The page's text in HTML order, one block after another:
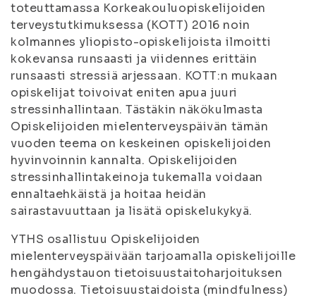
toteuttamassa Korkeakouluopiskelijoiden
terveystutkimuksessa (KOTT) 2016 noin
kolmannes yliopisto-opiskelijoista ilmoitti
kokevansa runsaasti ja viidennes erittäin
runsaasti stressiä arjessaan. KOTT:n mukaan
opiskelijat toivoivat eniten apua juuri
stressinhallintaan. Tästäkin näkökulmasta
Opiskelijoiden mielenterveyspäivän tämän
vuoden teema on keskeinen opiskelijoiden
hyvinvoinnin kannalta. Opiskelijoiden
stressinhallintakeinoja tukemalla voidaan
ennaltaehkäistä ja hoitaa heidän
sairastavuuttaan ja lisätä opiskelukykyä.
YTHS osallistuu Opiskelijoiden
mielenterveyspäivään tarjoamalla opiskelijoille
hengähdystauon tietoisuustaitoharjoituksen
muodossa. Tietoisuustaidoista (mindfulness)